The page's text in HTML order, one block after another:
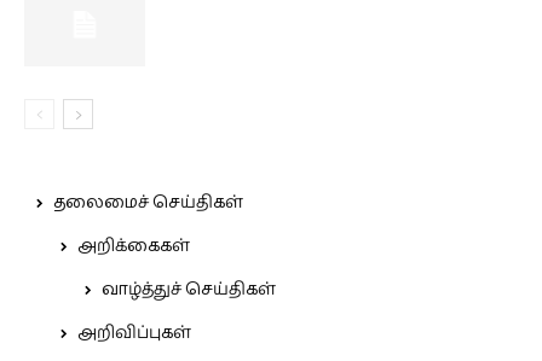
தலைமைச் செய்திகள்
அறிக்கைகள்
வாழ்த்துச் செய்திகள்
அறிவிப்புகள்